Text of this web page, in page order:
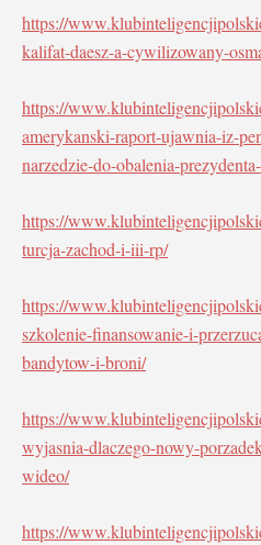
https://
kalifat-daesz-a-cywilizowany-
https://
amerykanski-raport-ujawnia-iz-
narzedzie-do-obalenia-
https://
turcja-zachod-i-iii-rp/
https://
szkolenie-finansowanie-i-
bandytow-i-broni/
https://
wyjasnia-dlaczego-nowy-
wideo/
https://